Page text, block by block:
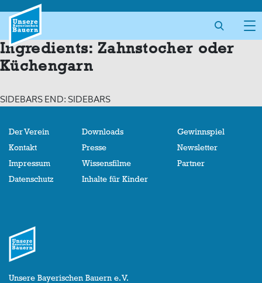
content
Ingredients: Zahnstocher oder
Küchengarn
SIDEBARS END: SIDEBARS
Der Verein
Kontakt
Impressum
Datenschutz
Downloads
Presse
Wissensfilme
Inhalte für Kinder
Gewinnspiel
Newsletter
Partner
Unsere Bayerischen Bauern e. V.